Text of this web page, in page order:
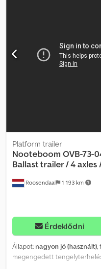
Roosendaal 1 193 km
Platform trailer
Nooteboom OVB-73-
Ballast trailer / 4 axles /
Érdeklődni
Állapot: nagyon jó (használt),
megengedett
megengedett